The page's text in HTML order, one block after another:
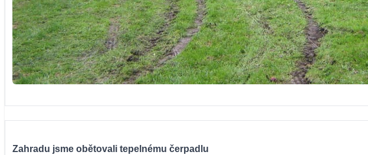
Zahradu jsme obětovali tepelnému čerpadlu